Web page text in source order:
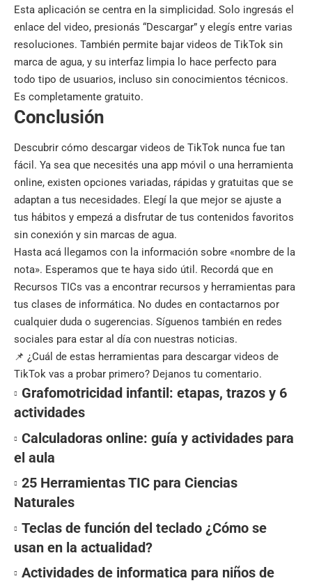
Esta aplicación se centra en la simplicidad. Solo ingresás el
enlace del video, presionás “Descargar” y elegís entre varias
resoluciones. También permite bajar videos de TikTok sin
marca de agua, y su interfaz limpia lo hace perfecto para
todo tipo de usuarios, incluso sin conocimientos técnicos.
Es completamente gratuito.
Conclusión
Descubrir cómo descargar videos de TikTok nunca fue tan
fácil. Ya sea que necesités una app móvil o una herramienta
online, existen opciones variadas, rápidas y gratuitas que se
adaptan a tus necesidades. Elegí la que mejor se ajuste a
tus hábitos y empezá a disfrutar de tus contenidos favoritos
sin conexión y sin marcas de agua.
Hasta acá llegamos con la información sobre «nombre de la
nota». Esperamos que te haya sido útil. Recordá que en
Recursos TICs vas a encontrar recursos y herramientas para
tus clases de informática. No dudes en contactarnos por
cualquier duda o sugerencias. Síguenos también en redes
sociales para estar al día con nuestras noticias.
📌 ¿Cuál de estas herramientas para descargar videos de
TikTok vas a probar primero? Dejanos tu comentario.
Grafomotricidad infantil: etapas, trazos y 6
actividades
Calculadoras online: guía y actividades para
el aula
25 Herramientas TIC para Ciencias
Naturales
Teclas de función del teclado ¿Cómo se
usan en la actualidad?
Actividades de informatica para niños de